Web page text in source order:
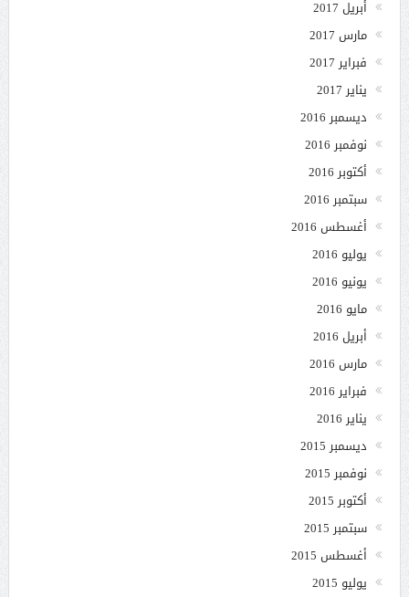
أبريل 2017
مارس 2017
فبراير 2017
يناير 2017
ديسمبر 2016
نوفمبر 2016
أكتوبر 2016
سبتمبر 2016
أغسطس 2016
يوليو 2016
يونيو 2016
مايو 2016
أبريل 2016
مارس 2016
فبراير 2016
يناير 2016
ديسمبر 2015
نوفمبر 2015
أكتوبر 2015
سبتمبر 2015
أغسطس 2015
يوليو 2015